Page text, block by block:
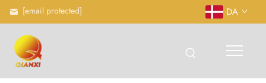
[email protected] DA